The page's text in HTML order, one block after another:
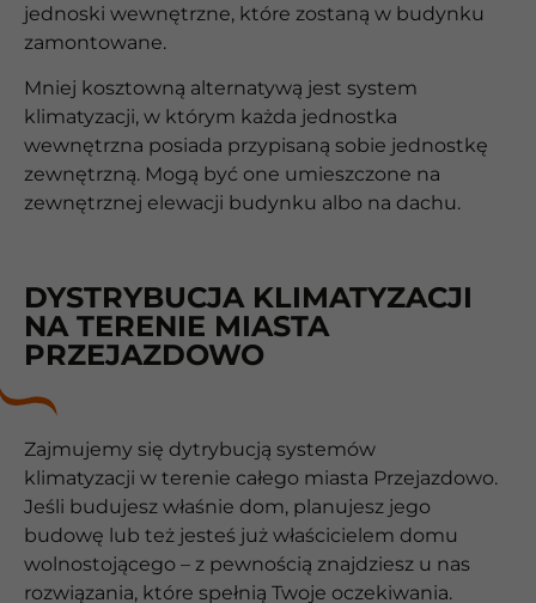
jednoski wewnętrzne, które zostaną w budynku
zamontowane.
Mniej kosztowną alternatywą jest system
klimatyzacji, w którym każda jednostka
wewnętrzna posiada przypisaną sobie jednostkę
zewnętrzną. Mogą być one umieszczone na
zewnętrznej elewacji budynku albo na dachu.
DYSTRYBUCJA KLIMATYZACJI
NA TERENIE MIASTA
PRZEJAZDOWO
Zajmujemy się dytrybucją systemów
klimatyzacji w terenie całego miasta Przejazdowo.
Jeśli budujesz właśnie dom, planujesz jego
budowę lub też jesteś już właścicielem domu
wolnostojącego – z pewnością znajdziesz u nas
rozwiązania, które spełnią Twoje oczekiwania.